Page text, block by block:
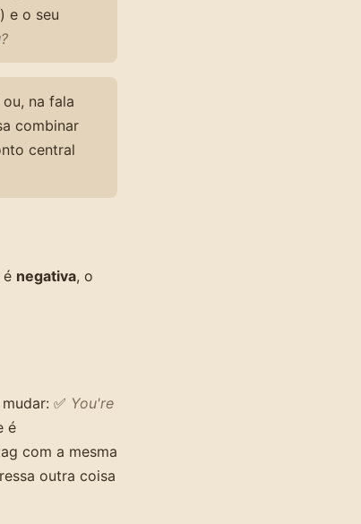
) e o seu
?
ou, na fala
combinar
central
é negativa, o
✅ You're
é
com a mesma
outra coisa